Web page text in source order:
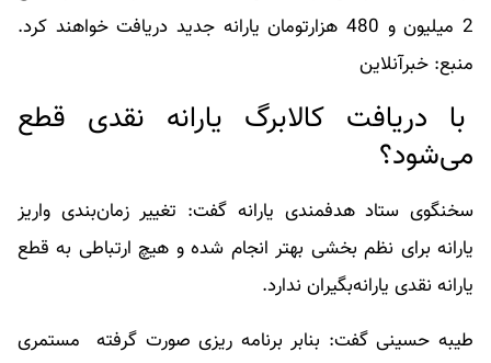
2 میلیون و 480 هزارتومان یارانه جدید دریافت خواهند کرد.
منبع: خبرآنلاین
با دریافت کالابرگ یارانه نقدی قطع
می‌شود؟
سخنگوی ستاد هدفمندی یارانه گفت: تغییر زمان‌بندی واریز
یارانه برای نظم بخشی بهتر انجام شده و هیچ ارتباطی به قطع
یارانه نقدی یارانه‌بگیران ندارد.
طیبه حسینی گفت: بنابر برنامه ریزی صورت گرفته مستمری